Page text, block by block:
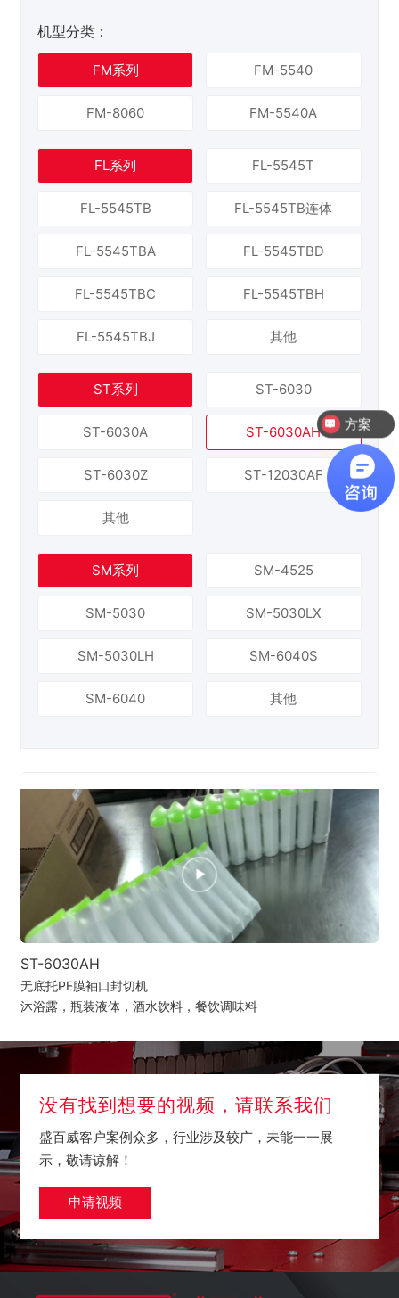
机型分类：
FM系列 FM-5540
FM-8060 FM-5540A
FL系列 FL-5545T
FL-5545TB FL-5545TB连体
FL-5545TBA FL-5545TBD
FL-5545TBC FL-5545TBH
FL-5545TBJ 其他
ST系列 ST-6030
ST-6030A ST-6030AH
ST-6030Z ST-12030AF
其他
SM系列 SM-4525
SM-5030 SM-5030LX
SM-5030LH SM-6040S
SM-6040 其他
ST-6030AH
无底托PE膜袖口封切机
沐浴露，瓶装液体，酒水饮料，餐饮调味料
没有找到想要的视频，请联系我们
盛百威客户案例众多，行业涉及较广，未能一一展
示，敬请谅解！
申请视频
方案
试机